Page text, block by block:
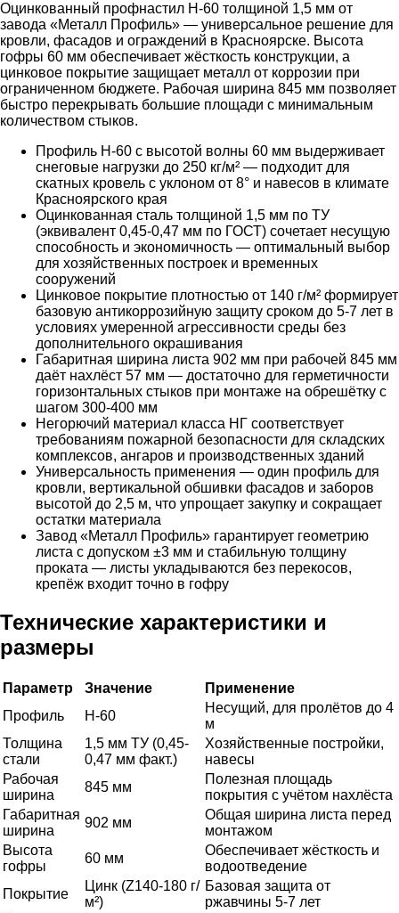
Оцинкованный профнастил Н-60 толщиной 1,5 мм от
завода «Металл Профиль» — универсальное решение для
кровли, фасадов и ограждений в Красноярске. Высота
гофры 60 мм обеспечивает жёсткость конструкции, а
цинковое покрытие защищает металл от коррозии при
ограниченном бюджете. Рабочая ширина 845 мм позволяет
быстро перекрывать большие площади с минимальным
количеством стыков.
Профиль Н-60 с высотой волны 60 мм выдерживает
снеговые нагрузки до 250 кг/м² — подходит для
скатных кровель с уклоном от 8° и навесов в климате
Красноярского края
Оцинкованная сталь толщиной 1,5 мм по ТУ
(эквивалент 0,45-0,47 мм по ГОСТ) сочетает несущую
способность и экономичность — оптимальный выбор
для хозяйственных построек и временных
сооружений
Цинковое покрытие плотностью от 140 г/м² формирует
базовую антикоррозийную защиту сроком до 5-7 лет в
условиях умеренной агрессивности среды без
дополнительного окрашивания
Габаритная ширина листа 902 мм при рабочей 845 мм
даёт нахлёст 57 мм — достаточно для герметичности
горизонтальных стыков при монтаже на обрешётку с
шагом 300-400 мм
Негорючий материал класса НГ соответствует
требованиям пожарной безопасности для складских
комплексов, ангаров и производственных зданий
Универсальность применения — один профиль для
кровли, вертикальной обшивки фасадов и заборов
высотой до 2,5 м, что упрощает закупку и сокращает
остатки материала
Завод «Металл Профиль» гарантирует геометрию
листа с допуском ±3 мм и стабильную толщину
проката — листы укладываются без перекосов,
крепёж входит точно в гофру
Технические характеристики и
размеры
Параметр Значение
Применение
Профиль
Н-60
Несущий, для пролётов до 4
м
Толщина
стали
1,5 мм ТУ (0,45-
0,47 мм факт.)
Хозяйственные постройки,
навесы
Рабочая
ширина
845 мм
Полезная площадь
покрытия с учётом нахлёста
Габаритная
ширина
902 мм
Общая ширина листа перед
монтажом
Высота
гофры
60 мм
Обеспечивает жёсткость и
водоотведение
Покрытие
Цинк (Z140-180 г/
м²)
Базовая защита от
ржавчины 5-7 лет